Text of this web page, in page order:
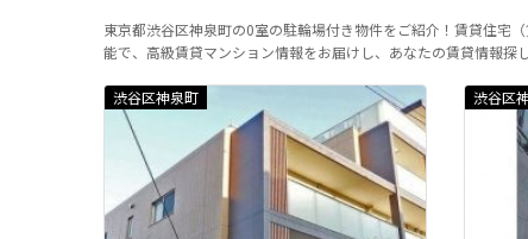
東京都渋谷区神泉町の0室の駐輪場付き物件をご紹介！賃貸住宅
能で、高級賃貸マンション情報をお届けし、あなたの賃貸情報探
渋谷区神泉町 渋谷区